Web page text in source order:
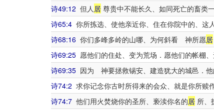
诗49:12 但人居 尊贵中不能长久、如同死亡的畜类一
诗65:4 你所拣选、使他亲近你、住在你院中的、这
诗68:16 你们多峰多岭的山哪、为何斜看 神所愿居
诗69:25 愿他们的住处、变为荒场．愿他们的帐棚、
诗69:35 因为 神要拯救锡安、建造犹大的城邑．他
诗74:2 求你记念你古时所得来的会众、就是你所赎
诗74:7 他们用火焚烧你的圣所、亵渎你名的居 所、